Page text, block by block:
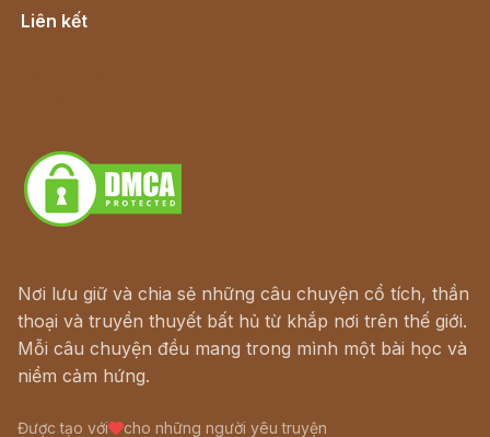
Liên kết
Nơi lưu giữ và chia sẻ những câu chuyện cổ tích, thần
thoại và truyền thuyết bất hủ từ khắp nơi trên thế giới.
Mỗi câu chuyện đều mang trong mình một bài học và
niềm cảm hứng.
Được tạo với cho những người yêu truyện